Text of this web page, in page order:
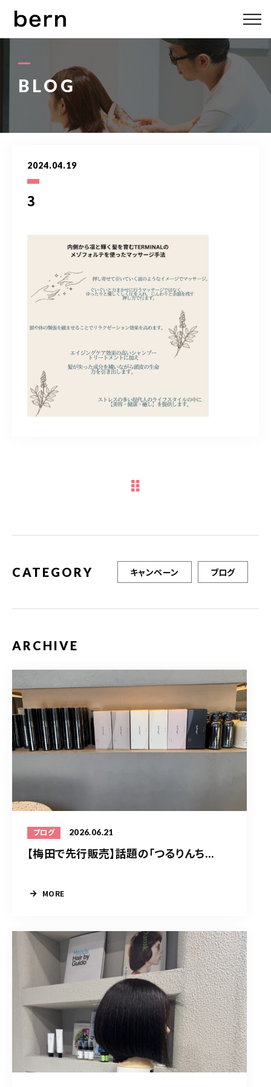
BLOG
2024.04.19
3
CATEGORY キャンペーン ブログ
ARCHIVE
ブログ 2026.06.21
【梅田で先行販売】話題の「つるりんち...
MORE
ABOUT US
STYLE
bern 06-6136-6633
TERMINAL bern 06-6136-6633 【火水木日・祝】10:00～19:00
【金土】10:00〜21:00
ご予約はこちら